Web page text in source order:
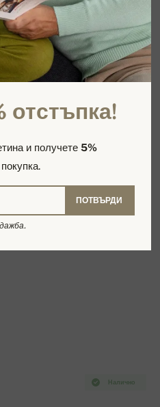
Налично
отстъпка!
и получете5%
ПОТВЪРДИ